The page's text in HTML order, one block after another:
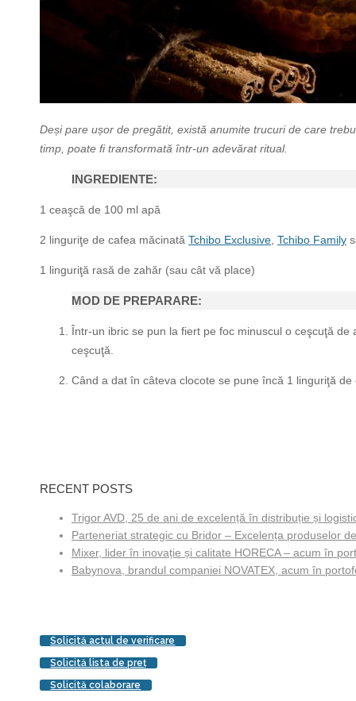
Deși pare ușor de pregătit, există anumite trucuri de care
timp, poate fi transformată într-un adevărat ritual.
INGREDIENTE:
1 ceaşcă de 100 ml apă
2 linguriţe de cafea măcinată Tchibo Exclusive Tchibo Family
1 linguriţă rasă de zahăr (sau cât vă place)
MOD DE PREPARARE:
Într-un ibric se pun la fiert pe foc minuscul o ceşcuţă
ceşcuţă.
Când a dat în câteva clocote se pune încă 1 linguriţă
RECENT POSTS
Trigor AVD, 25 de ani de excelență în distribuție și
Parteneriat strategic cu Bridor – Excelența produselor
Mixer, lider în inovație și calitate HORECA – acum în
Babynova, brandul companiei NOVATEX, acum în
Solicită actul de verificare
Solicită lista de preţ
Solicită colaborare